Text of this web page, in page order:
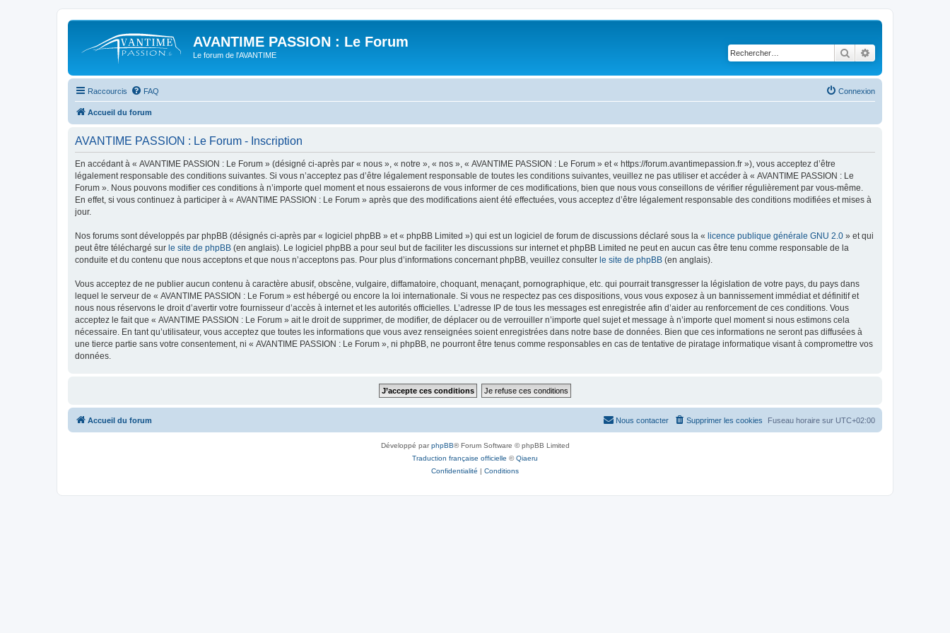
AVANTIME PASSION : Le Forum
Le forum de l'AVANTIME Rechercher
Raccourcis FAQ Connexion
Accueil du forum
AVANTIME PASSION : Le Forum - Inscription
En accédant à « AVANTIME PASSION : Le Forum » (désigné ci-après par « nous », « notre », « nos », « AVANTIME PASSION : Le Forum » et « https://forum.avantimepassion.fr »), vous acceptez d’être
légalement responsable des conditions suivantes. Si vous n’acceptez pas d’être légalement responsable de toutes les conditions suivantes, veuillez ne pas utiliser et accéder à « AVANTIME PASSION : Le
Forum ». Nous pouvons modifier ces conditions à n’importe quel moment et nous essaierons de vous informer de ces modifications, bien que nous vous conseillons de vérifier régulièrement par vous-même.
En effet, si vous continuez à participer à « AVANTIME PASSION : Le Forum » après que des modifications aient été effectuées, vous acceptez d’être légalement responsable des conditions modifiées et mises à
jour.
Nos forums sont développés par phpBB (désignés ci-après par « logiciel phpBB » et « phpBB Limited ») qui est un logiciel de forum de discussions déclaré sous la « licence publique générale GNU 2.0 » et qui
peut être téléchargé sur le site de phpBB (en anglais). Le logiciel phpBB a pour seul but de faciliter les discussions sur internet et phpBB Limited ne peut en aucun cas être tenu comme responsable de la
conduite et du contenu que nous acceptons et que nous n’acceptons pas. Pour plus d’informations concernant phpBB, veuillez consulter le site de phpBB (en anglais).
Vous acceptez de ne publier aucun contenu à caractère abusif, obscène, vulgaire, diffamatoire, choquant, menaçant, pornographique, etc. qui pourrait transgresser la législation de votre pays, du pays dans
lequel le serveur de « AVANTIME PASSION : Le Forum » est hébergé ou encore la loi internationale. Si vous ne respectez pas ces dispositions, vous vous exposez à un bannissement immédiat et définitif et
nous nous réservons le droit d’avertir votre fournisseur d’accès à internet et les autorités officielles. L’adresse IP de tous les messages est enregistrée afin d’aider au renforcement de ces conditions. Vous
acceptez le fait que « AVANTIME PASSION : Le Forum » ait le droit de supprimer, de modifier, de déplacer ou de verrouiller n’importe quel sujet et message à n’importe quel moment si nous estimons cela
nécessaire. En tant qu’utilisateur, vous acceptez que toutes les informations que vous avez renseignées soient enregistrées dans notre base de données. Bien que ces informations ne seront pas diffusées à
une tierce partie sans votre consentement, ni « AVANTIME PASSION : Le Forum », ni phpBB, ne pourront être tenus comme responsables en cas de tentative de piratage informatique visant à compromettre vos
données.
Accueil du forum Fuseau horaire sur UTC+02:00
Supprimer les cookies
Nous contacter
Développé parphpBB® Forum Software © phpBB Limited
Traduction française officielle ©Qiaeru
Confidentialité | Conditions